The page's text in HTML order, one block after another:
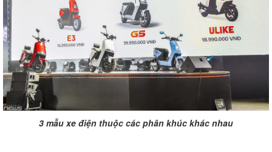
3 mẫu xe điện thuộc các phân khúc khác nhau